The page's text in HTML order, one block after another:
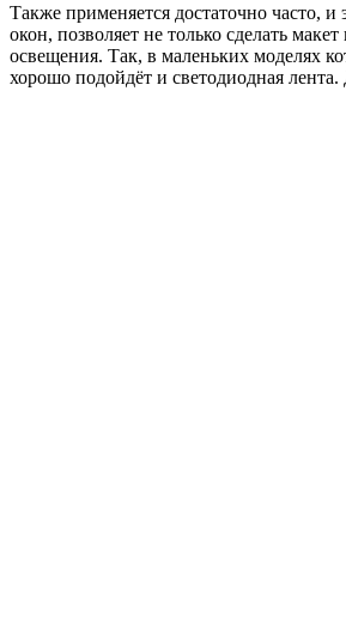
Также применяется достаточно часто,
окон, позволяет не только сделать
освещения. Так, в маленьких моделях
хорошо подойдёт и светодиодная